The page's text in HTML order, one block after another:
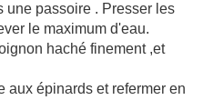
une passoire . Presser les
le maximum d'eau.
haché finement ,et
aux épinards et refermer en